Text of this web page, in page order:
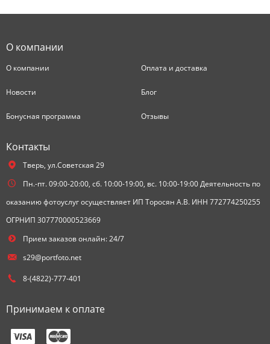
О компании
О компании Оплата и доставка
Новости Блог
Бонусная программа Отзывы
Контакты
Тверь, ул.Советская 29
Пн.-пт. 09:00-20:00, сб. 10:00-19:00, вс. 10:00-19:00 Деятельность по
оказанию фотоуслуг осуществляет ИП Торосян А.В. ИНН 772774250255
ОГРНИП 307770000523669
Прием заказов онлайн: 24/7
s29@portfoto.net
8-(4822)-777-401
Принимаем к оплате